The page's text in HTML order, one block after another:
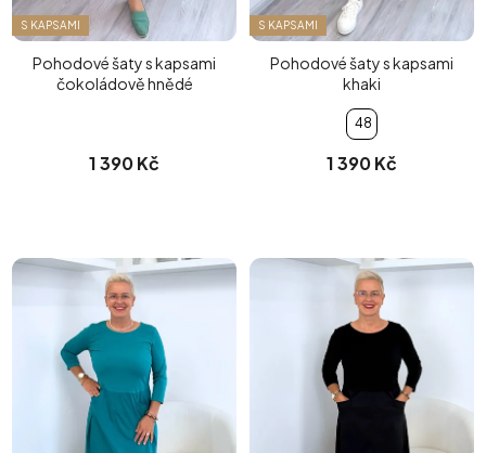
S KAPSAMI
Pohodové šaty s kapsami
čokoládově hnědé
1 390 Kč
S KAPSAMI
Pohodové šaty s kapsami
khaki
48
1 390 Kč